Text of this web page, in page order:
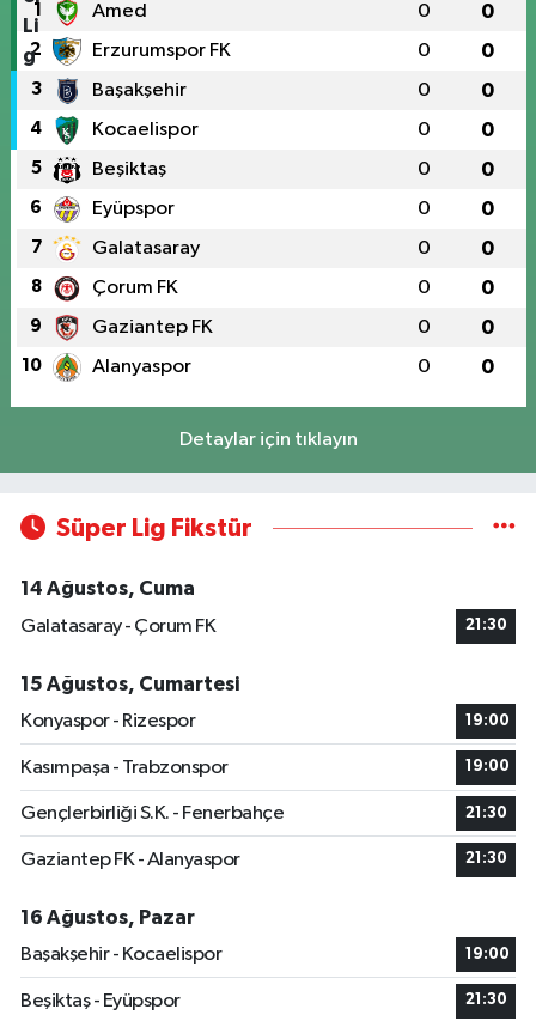
1 Amed 0 0
2 Erzurumspor FK 0 0
3 Başakşehir 0 0
4 Kocaelispor 0 0
5 Beşiktaş 0 0
6 Eyüpspor 0 0
7 Galatasaray 0 0
8 Çorum FK 0 0
9 Gaziantep FK 0 0
10 Alanyaspor 0 0
Detaylar için tıklayın
Süper Lig Fikstür
14 Ağustos, Cuma
Galatasaray - Çorum FK
21:30
15 Ağustos, Cumartesi
Konyaspor - Rizespor
19:00
Kasımpaşa - Trabzonspor 19:00
Gençlerbirliği S.K. - Fenerbahçe 21:30
Gaziantep FK - Alanyaspor 21:30
16 Ağustos, Pazar
Başakşehir - Kocaelispor
19:00
Beşiktaş - Eyüpspor 21:30